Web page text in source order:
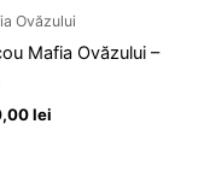
Ovăzului
Mafia Ovăzului –
lei